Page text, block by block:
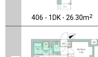
406 - 1DK - 26.30m2